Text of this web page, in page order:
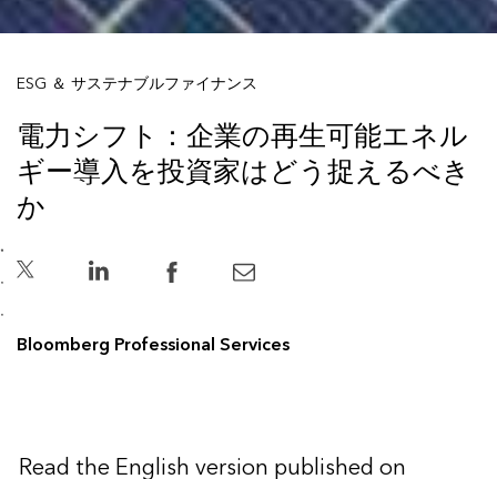
ESG ＆ サステナブルファイナンス
電力シフト：企業の再生可能エネル
ギー導入を投資家はどう捉えるべき
か
Bloomberg Professional Services
Read the English version published on